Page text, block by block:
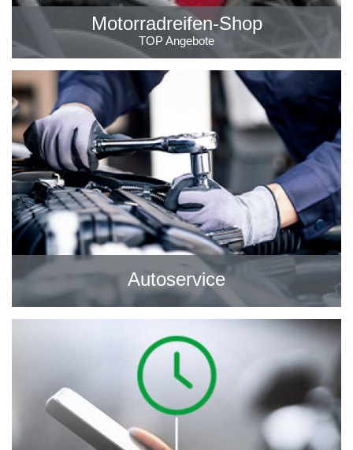
Motorradreifen-Shop
TOP Angebote
Autoservice